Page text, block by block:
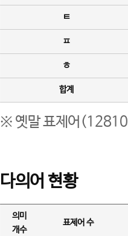
ㅌ
ㅍ
ㅎ
합계
※ 옛말 표제어(12810
다의어 현황
의미
개수
표제어 수